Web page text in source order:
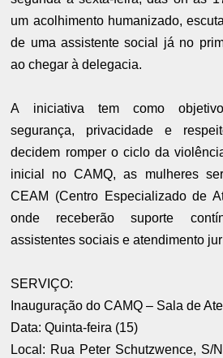
um acolhimento humanizado,
de uma assistente social já no
ao chegar à delegacia.
A iniciativa tem como
segurança, privacidade e
decidem romper o ciclo da
inicial no CAMQ, as mulheres
CEAM (Centro Especializado de
onde receberão suporte
assistentes sociais e atendimento
SERVIÇO:
Inauguração do CAMQ – Sala de
Data: Quinta-feira (15)
Local: Rua Peter Schutzwence, S/